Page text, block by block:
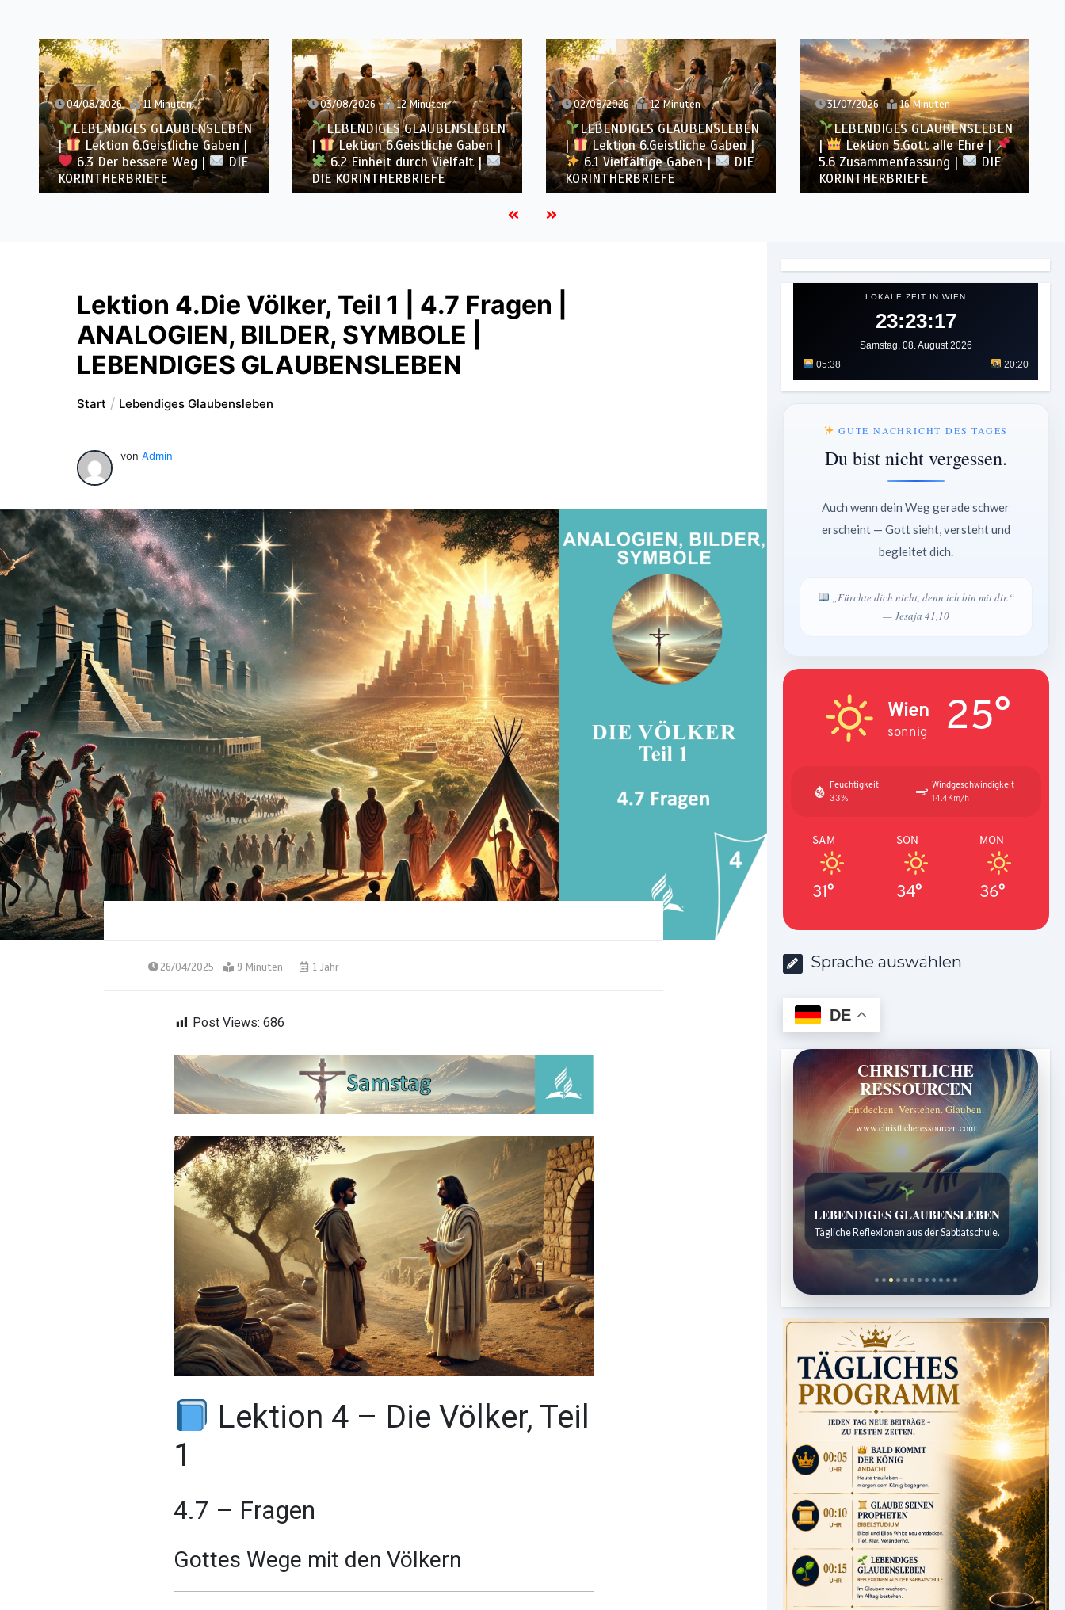
04/08/2026 11 Minuten
LEBENDIGES GLAUBENSLEBEN
|
Lektion 6.Geistliche Gaben |
6.3 Der bessere Weg |
DIE
KORINTHERBRIEFE
03/08/2026 12 Minuten
LEBENDIGES GLAUBENSLEBEN
|
Lektion 6.Geistliche Gaben |
6.2 Einheit durch Vielfalt |
DIE KORINTHERBRIEFE
02/08/2026 12 Minuten
LEBENDIGES GLAUBENSLEBEN
|
Lektion 6.Geistliche Gaben |
6.1 Vielfältige Gaben |
DIE
KORINTHERBRIEFE
31/07/2026 16 Minuten
LEBENDIGES GLAUBENSLEBEN
|
Lektion 5.Gott alle Ehre |
5.6 Zusammenfassung |
DIE
KORINTHERBRIEFE
Lektion 4.Die Völker, Teil 1 | 4.7 Fragen |
ANALOGIEN, BILDER, SYMBOLE |
LEBENDIGES GLAUBENSLEBEN
Start Lebendiges Glaubensleben
von Admin
26/04/2025 9 Minuten 1 Jahr
Post Views: 686
Lektion 4 – Die Völker, Teil
1
4.7 – Fragen
Gottes Wege mit den Völkern
LOKALE ZEIT IN WIEN
23:23:19
Samstag, 08. August 2026
05:38
20:20
GUTE NACHRICHT DES TAGES
Du bist nicht vergessen.
Auch wenn dein Weg gerade schwer
erscheint — Gott sieht, versteht und
begleitet dich.
„Fürchte dich nicht, denn ich bin mit dir.“
— Jesaja 41,10
Wien
sonnig 25°
Feuchtigkeit
33%
Windgeschwindigkeit
14.4Km/h
SAM
31°
SON
34°
MON
36°
Sprache auswählen
DE
CHRISTLICHE
RESSOURCEN
Entdecken. Verstehen. Glauben.
www.christlicheressourcen.com
LEBENDIGES GLAUBENSLEBEN
Tägliche Reflexionen aus der Sabbatschule.
Bibelgeschichten zum Staunen
Kindergeschichten für 7 bis 12 Jahre.